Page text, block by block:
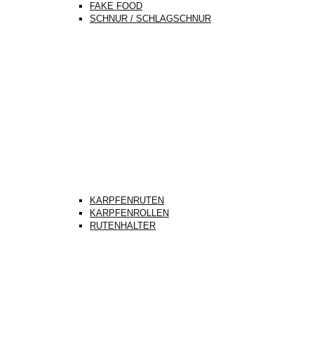
FAKE FOOD
SCHNUR / SCHLAGSCHNUR
KARPFENRUTEN
KARPFENROLLEN
RUTENHALTER